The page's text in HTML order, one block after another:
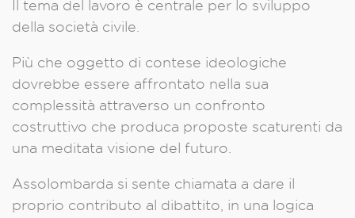
Il tema del lavoro è centrale per lo sviluppo
della società civile.
Più che oggetto di contese ideologiche
dovrebbe essere affrontato nella sua
complessità attraverso un confronto
costruttivo che produca proposte scaturenti da
una meditata visione del futuro.
Assolombarda si sente chiamata a dare il
proprio contributo al dibattito, in una logica